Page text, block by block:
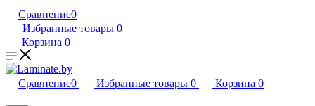
Сравнение0
Избранные товары 0
Корзина 0
Сравнение0 Избранные товары 0 Корзина 0